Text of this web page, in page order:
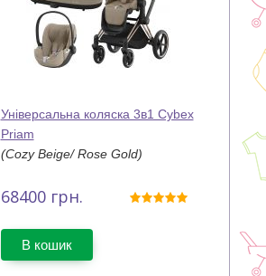
Універсальна коляска 3в1 Cybex
Priam
(Cozy Beige/ Rose Gold)
68400грн.
В кошик